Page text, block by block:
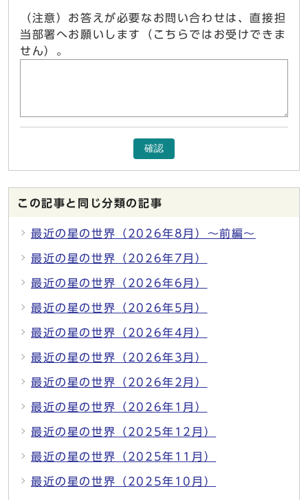
（注意）お答えが必要なお問い合わせは、直接担
当部署へお願いします（こちらではお受けできま
せん）。
確認
この記事と同じ分類の記事
最近の星の世界（2026年8月）～前編～
最近の星の世界（2026年7月）
最近の星の世界（2026年6月）
最近の星の世界（2026年5月）
最近の星の世界（2026年4月）
最近の星の世界（2026年3月）
最近の星の世界（2026年2月）
最近の星の世界（2026年1月）
最近の星の世界（2025年12月）
最近の星の世界（2025年11月）
最近の星の世界（2025年10月）